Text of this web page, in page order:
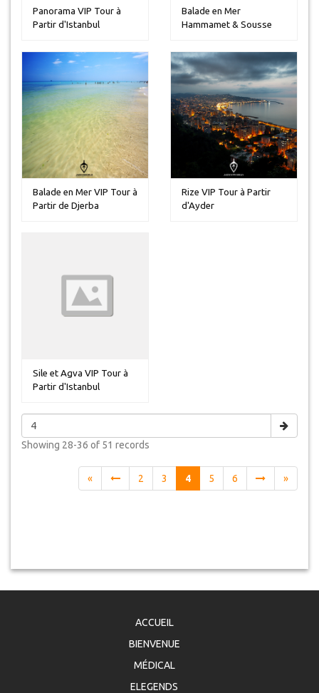
Panorama VIP Tour à
Partir d'Istanbul
Balade en Mer
Hammamet & Sousse
Balade en Mer VIP Tour à
Partir de Djerba
Rize VIP Tour à Partir
d'Ayder
Sile et Agva VIP Tour à
Partir d'Istanbul
Showing 28-36 of 51 records
« 2 3 4 5 6 »
ACCUEIL
BIENVENUE
MÉDICAL
ELEGENDS